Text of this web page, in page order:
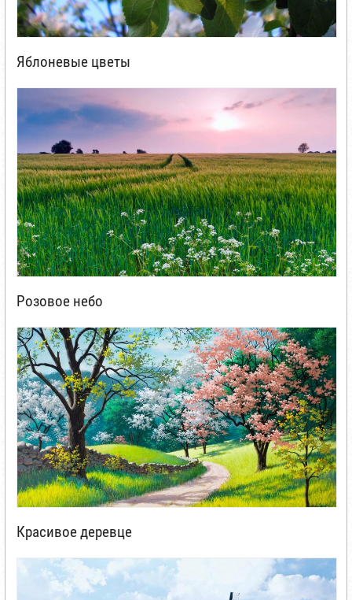
Яблоневые цветы
Розовое небо
Красивое деревце